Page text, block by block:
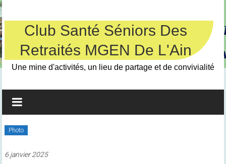
Skip
to
contentClub Santé Séniors Des
Retraités MGEN De L'Ain
Une mine d'activités, un lieu de partage et de convivialité
Photo
6 janvier 2025